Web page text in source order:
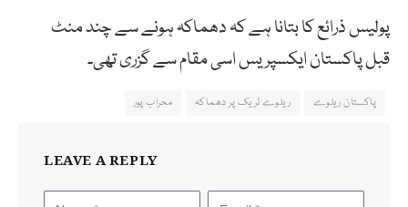
پولیس ذرائع کا بتانا ہے کہ دھماکہ ہونے سے چند منٹ
قبل پاکستان ایکسپریس اسی مقام سے گزری تھی۔
پاکستان ریلوے ریلوے ٹریک پر دھماکہ محراب پور
LEAVE A REPLY